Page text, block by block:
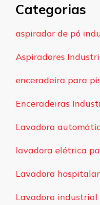
Categorias
aspirador de pó
Aspiradores
enceradeira para
Enceradeiras
Lavadora
lavadora elétrica
Lavadora hospitalar
Lavadora industrial